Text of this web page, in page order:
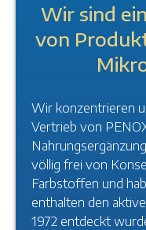
Wir sind
von
Wir konzentrieren
Vertrieb von
völlig frei von
Farbstoffen und
enthalten den
1972 entdeckt